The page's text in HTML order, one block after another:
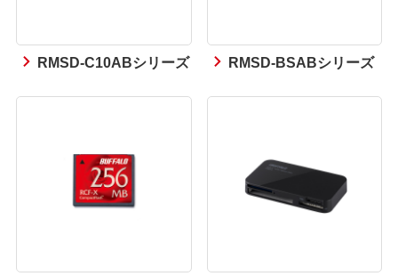
RMSD-C10ABシリーズ RMSD-BSABシリーズ